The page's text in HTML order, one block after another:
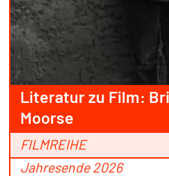
Literatur zu Film:
Moorse
FILMREIHE
Jahresende 2026